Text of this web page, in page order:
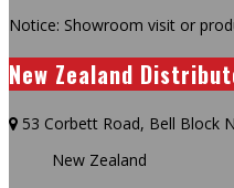
Notice: Showroom visit or
New Zealand
53 Corbett Road, Bell Block
New Zealand